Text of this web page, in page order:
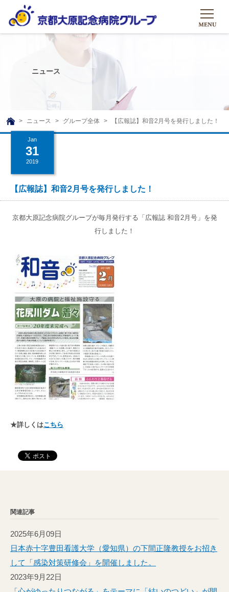
グループについて
グループについて
理事長挨拶
沿革ストーリー
基本的マインド
社会貢献活動
グループの取り組み
リハビリテーション
訪問サービス
通所サービス
高齢者住宅施設
食へのこだわり
大原のこと
メディア
ニュース
広報誌
自宅で使える動画集
お問い合わせ一覧
友達追加
京都近衛リハ病院
八瀬大原Ⅰ番館
リクルート
ニュース
TOP
ニュース グループ全体 【広報誌】和音2月号を発行しました！
Jan
31
2019
【広報誌】和音2月号を発行しました！
京都大原記念病院グループが毎月発行する「広報誌 和音2月号」を発
行しました！
★詳しくはこちら
関連記事
2025年6月09日
日本赤十字豊田看護大学（愛知県）の下間正隆教授をお招き
して「感染対策研修会」を開催しました。
2023年9月22日